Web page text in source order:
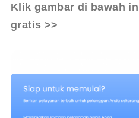
Klik gambar di bawah
gratis >>